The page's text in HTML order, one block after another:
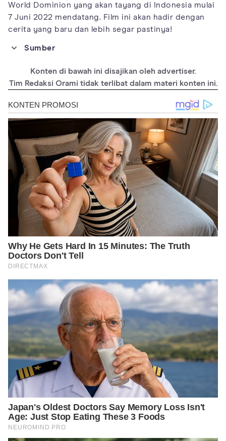
World Dominion yang akan tayang di Indonesia mulai
7 Juni 2022 mendatang. Film ini akan hadir dengan
cerita yang baru dan lebih segar pastinya!
Sumber
https://jurassicpark.fandom.com/wiki/Jurassic_World_Dominio
n
release-date-trailer-cast-news/
https://en.wikipedia.org/wiki/Jurassic_World_Dominion
Konten di bawah ini disajikan oleh advertiser.
Tim Redaksi Orami tidak terlibat dalam materi konten ini.